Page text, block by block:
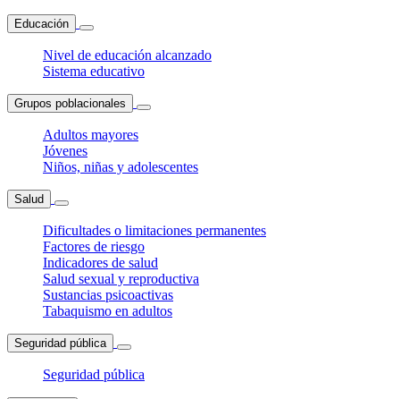
Educación
Nivel de educación alcanzado
Sistema educativo
Grupos poblacionales
Adultos mayores
Jóvenes
Niños, niñas y adolescentes
Salud
Dificultades o limitaciones permanentes
Factores de riesgo
Indicadores de salud
Salud sexual y reproductiva
Sustancias psicoactivas
Tabaquismo en adultos
Seguridad pública
Seguridad pública